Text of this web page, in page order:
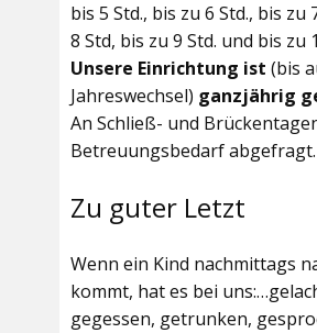
bis 5 Std., bis zu 6 Std., bis zu
8 Std, bis zu 9 Std. und bis zu
Unsere Einrichtung ist (bis
Jahreswechsel) ganzjährig
An Schließ- und
Betreuungsbedarf abgefragt.
Zu guter Letzt
Wenn ein Kind nachmittags
kommt, hat es bei
gegessen, getrunken,